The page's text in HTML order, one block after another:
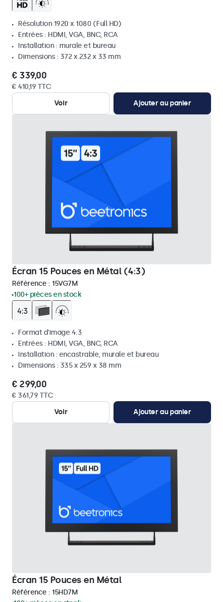
Résolution 1920 x 1080 (Full HD)
Entrées : HDMI, VGA, BNC, RCA
Installation : murale et bureau
Dimensions : 372 x 232 x 33 mm
€ 339,00
€ 410,19 TTC
Voir
Ajouter au panier
Écran 15 Pouces en Métal (4:3)
Référence : 15VG7M
100+ pièces en stock
Format d'image 4:3
Entrées : HDMI, VGA, BNC, RCA
Installation : encastrable, murale et bureau
Dimensions : 335 x 259 x 38 mm
€ 299,00
€ 361,79 TTC
Voir
Ajouter au panier
Écran 15 Pouces en Métal
Référence : 15HD7M